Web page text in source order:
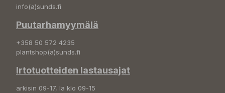
info(a)sunds.fi
Puutarhamyymälä
+358 50 572 4235
plantshop(a)sunds.fi
Irtotuotteiden lastausajat
arkisin 09-17, la klo 09-15